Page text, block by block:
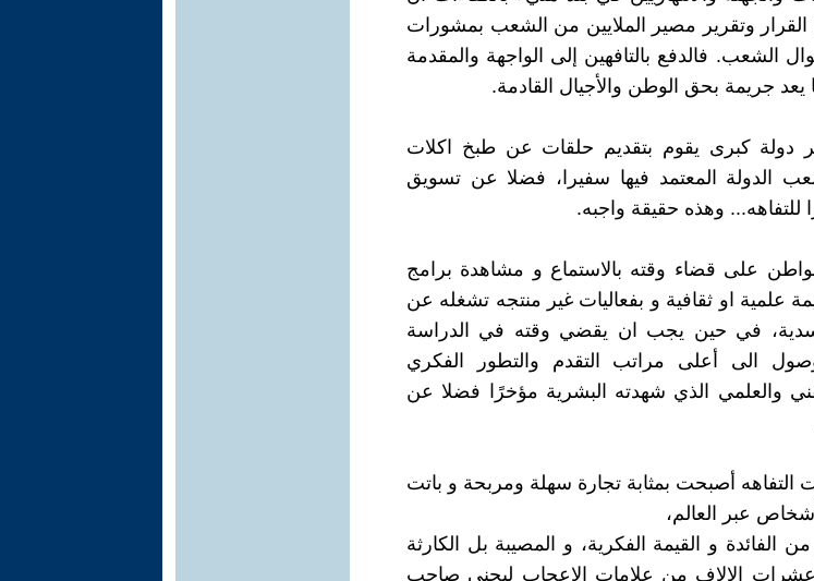
وتقرير مصير الملايين من الشعب بمشورات
الشعب. فالدفع بالتافهين إلى الواجهة والمقدمة
يعد جريمة بحق الوطن والأجيال القادمة.
دولة كبرى يقوم بتقديم حلقات عن طبخ اكلات
الدولة المعتمد فيها سفيرا، فضلا عن تسويق
للتفاهه... وهذه حقيقة واجبه.
على قضاء وقته بالاستماع و مشاهدة برامج
علمية او ثقافية و بفعاليات غير منتجه تشغله عن
في حين يجب ان يقضي وقته في الدراسة
الى أعلى مراتب التقدم والتطور الفكري
والعلمي الذي شهدته البشرية مؤخرًا فضلا عن
أصبحت بمثابة تجارة سهلة ومربحة و باتت
عبر العالم،
و القيمة الفكرية، و المصيبة بل الكارثة
عشرات الالاف من علامات الاعجاب ليجني صاحب